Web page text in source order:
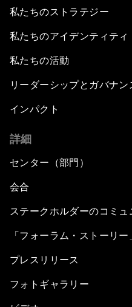
私たちのストラテジー
私たちのアイデンティティ
私たちの活動
リーダーシップとガバナン
インパクト
詳細
センター（部門）
会合
ステークホルダーのコミュ
「フォーラム・ストーリー
プレスリリース
フォトギャラリー